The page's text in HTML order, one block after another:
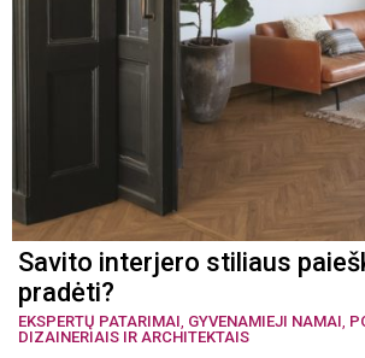
Savito interjero stiliaus
pradėti?
EKSPERTŲ PATARIMAI, GYVENAMIEJI NAMAI,
DIZAINERIAIS IR ARCHITEKTAIS